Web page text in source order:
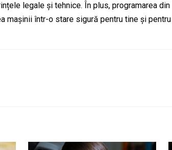
legale și tehnice. În plus, programarea
mașinii într-o stare sigură pentru tine și